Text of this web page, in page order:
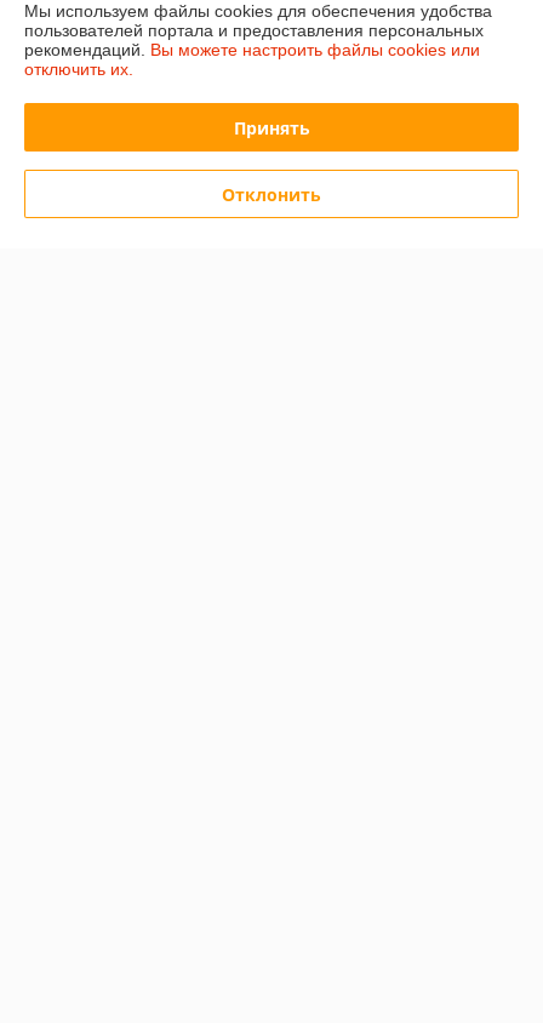
12.12.2025
Покупатель
Сделка подтверждена через корзину
Мы используем файлы cookies для обеспечения удобства
пользователей портала и предоставления персональных
рекомендаций. Вы можете настроить файлы cookies или
отключить их.
Принять
Отклонить